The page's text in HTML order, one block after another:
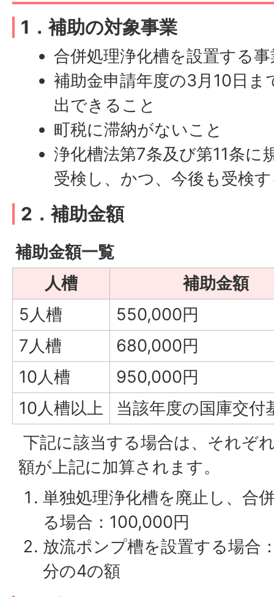
1．補助の対象事業
合併処理浄化槽を設置する
補助金申請年度の3月10日ま
出できること
町税に滞納がないこと
浄化槽法第7条及び第11条に
受検し、かつ、今後も受検
2．補助金額
補助金額一覧
人槽
補助金額
5人槽
550,000円
7人槽
680,000円
10人槽
950,000円
10人槽以上
当該年度の国庫交付
下記に該当する場合は、それぞ
額が上記に加算されます。
単独処理浄化槽を廃止し、合
る場合：100,000円
放流ポンプ槽を設置する場合
分の4の額